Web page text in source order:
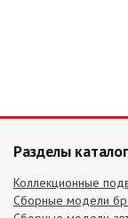
Разделы
Коллекционные
Сборные модели